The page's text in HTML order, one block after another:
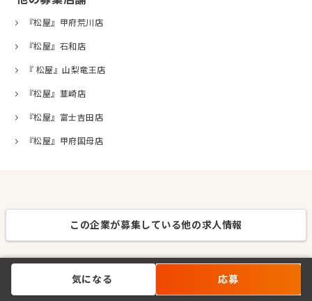
『松屋』甲府荒川店
『松屋』石和店
『 松屋』山梨竜王店
『松屋』韮崎店
『松屋』富士吉田店
『松屋』甲府国母店
この企業が募集している他の求人情報
気になる 応募